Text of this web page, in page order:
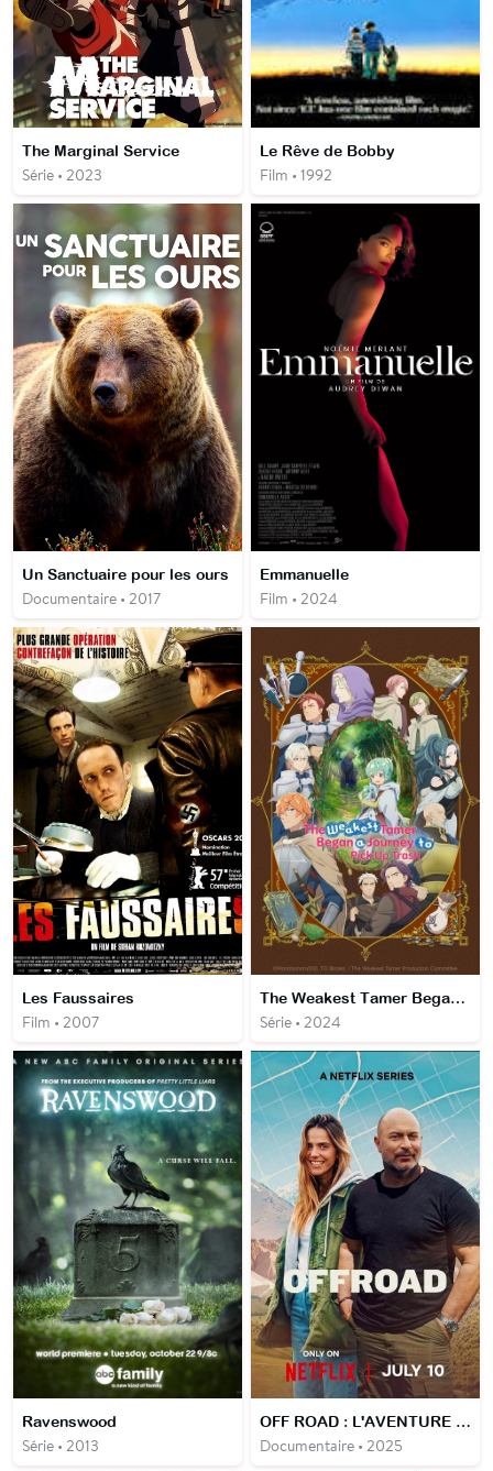
The Marginal Service
Série • 2023
Le Rêve de Bobby
Film • 1992
Un Sanctuaire pour les ours
Documentaire • 2017
Emmanuelle
Film • 2024
Les Faussaires
Film • 2007
The Weakest Tamer Began a Journey to Pick Up Trash
Série • 2024
Ravenswood
Série • 2013
OFF ROAD : L'AVENTURE EN LIVE
Documentaire • 2025